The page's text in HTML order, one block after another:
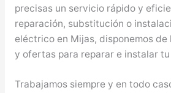
precisas un servicio rápido y
reparación, substitución o
eléctrico en Mijas, disponemos de
y ofertas para reparar e instalar
Trabajamos siempre y en todo